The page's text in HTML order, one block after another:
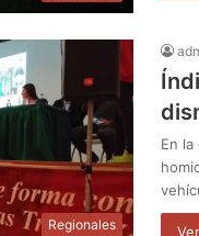
Regionales
En